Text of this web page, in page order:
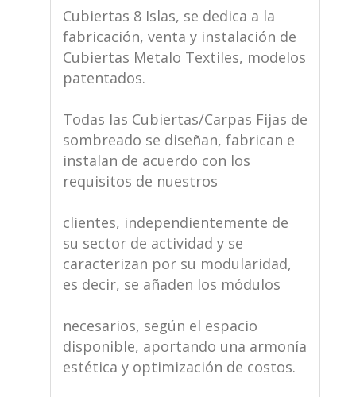
Cubiertas 8 Islas, se dedica a la
fabricación, venta y instalación de
Cubiertas Metalo Textiles, modelos
patentados.
Todas las Cubiertas/Carpas Fijas de
sombreado se diseñan, fabrican e
instalan de acuerdo con los
requisitos de nuestros
clientes, independientemente de
su sector de actividad y se
caracterizan por su modularidad,
es decir, se añaden los módulos
necesarios, según el espacio
disponible, aportando una armonía
estética y optimización de costos.